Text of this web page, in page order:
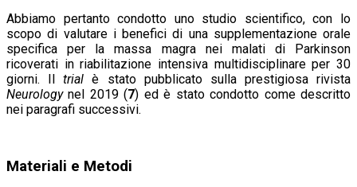
Abbiamo pertanto condotto uno studio scientifico, con lo
scopo di valutare i benefici di una supplementazione orale
specifica per la massa magra nei malati di Parkinson
ricoverati in riabilitazione intensiva multidisciplinare per 30
giorni. Iltrial è stato pubblicato sulla prestigiosa rivista
Neurologynel 2019 (7) ed è stato condotto come descritto
nei paragrafi successivi.
Materiali e Metodi